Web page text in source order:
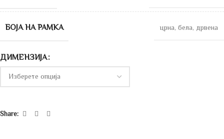
БОЈА НА РАМКА црна, бела, дрвена
ДИМЕНЗИЈА
Share: